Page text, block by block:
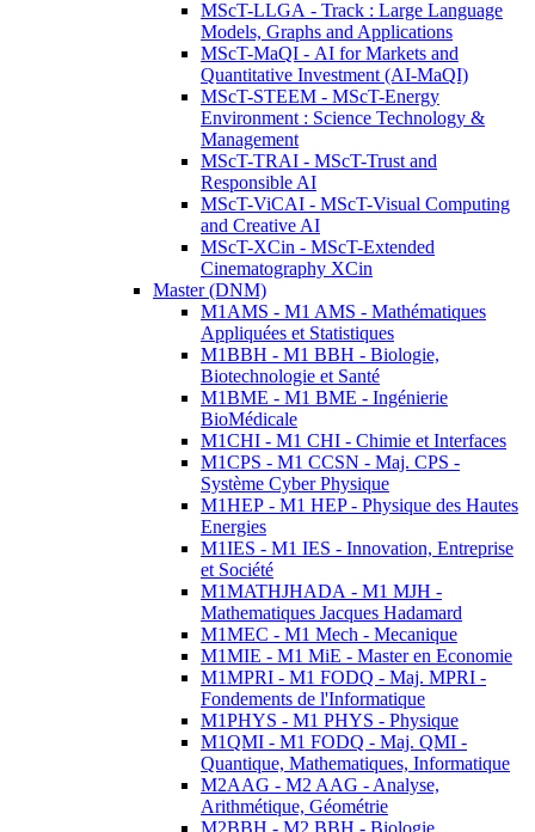
MScT-LLGA - Track : Large Language
Models, Graphs and Applications
MScT-MaQI - AI for Markets and
Quantitative Investment (AI-MaQI)
MScT-STEEM - MScT-Energy
Environment : Science Technology &
Management
MScT-TRAI - MScT-Trust and
Responsible AI
MScT-ViCAI - MScT-Visual Computing
and Creative AI
MScT-XCin - MScT-Extended
Cinematography XCin
Master (DNM)
M1AMS - M1 AMS - Mathématiques
Appliquées et Statistiques
M1BBH - M1 BBH - Biologie,
Biotechnologie et Santé
M1BME - M1 BME - Ingénierie
BioMédicale
M1CHI - M1 CHI - Chimie et Interfaces
M1CPS - M1 CCSN - Maj. CPS -
Système Cyber Physique
M1HEP - M1 HEP - Physique des Hautes
Energies
M1IES - M1 IES - Innovation, Entreprise
et Société
M1MATHJHADA - M1 MJH -
Mathematiques Jacques Hadamard
M1MEC - M1 Mech - Mecanique
M1MIE - M1 MiE - Master en Economie
M1MPRI - M1 FODQ - Maj. MPRI -
Fondements de l'Informatique
M1PHYS - M1 PHYS - Physique
M1QMI - M1 FODQ - Maj. QMI -
Quantique, Mathematiques, Informatique
M2AAG - M2 AAG - Analyse,
Arithmétique, Géométrie
M2BBH - M2 BBH - Biologie,